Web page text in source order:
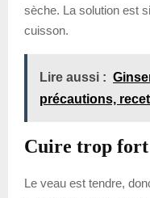
sèche. La solution est
cuisson.
Lire aussi :
précautions,
Cuire trop fort
Le veau est tendre,